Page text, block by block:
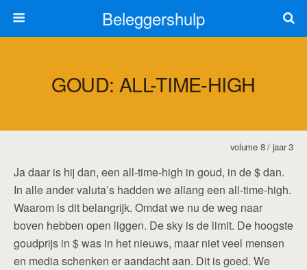
Beleggershulp
GOUD: ALL-TIME-HIGH
volume 8 / jaar 3
Ja daar is hij dan, een all-time-high in goud, in de $ dan.
In alle ander valuta’s hadden we allang een all-time-high.
Waarom is dit belangrijk. Omdat we nu de weg naar
boven hebben open liggen. De sky is de limit. De hoogste
goudprijs in $ was in het nieuws, maar niet veel mensen
en media schenken er aandacht aan. Dit is goed. We